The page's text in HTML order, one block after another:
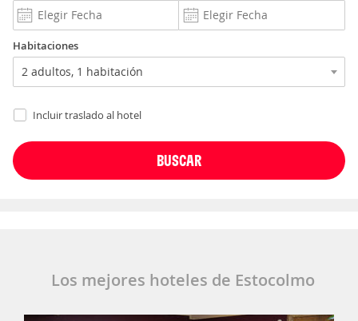
Habitaciones
Incluir traslado al hotel
Los mejores hoteles de Estocolmo